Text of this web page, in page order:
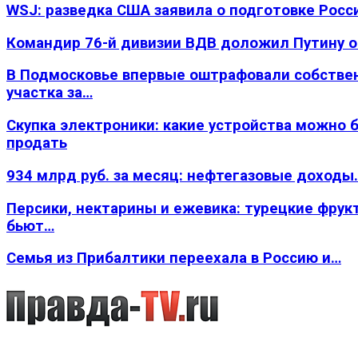
WSJ: разведка США заявила о подготовке
Командир 76-й дивизии ВДВ доложил Путину
В Подмосковье впервые оштрафовали
участка за…
Скупка электроники: какие устройства можно
продать
934 млрд руб. за месяц: нефтегазовые
Персики, нектарины и ежевика: турецкие
бьют…
Семья из Прибалтики переехала в Россию и…